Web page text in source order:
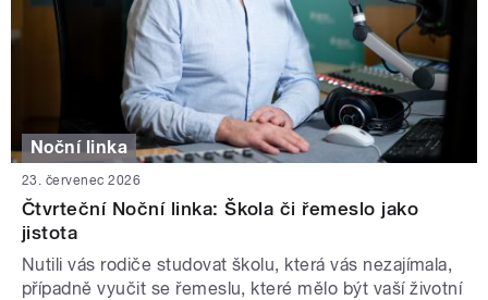
Noční linka
23. červenec 2026
Čtvrteční Noční linka: Škola či řemeslo jako
jistota
Nutili vás rodiče studovat školu, která vás nezajímala,
případně vyučit se řemeslu, které mělo být vaší životní